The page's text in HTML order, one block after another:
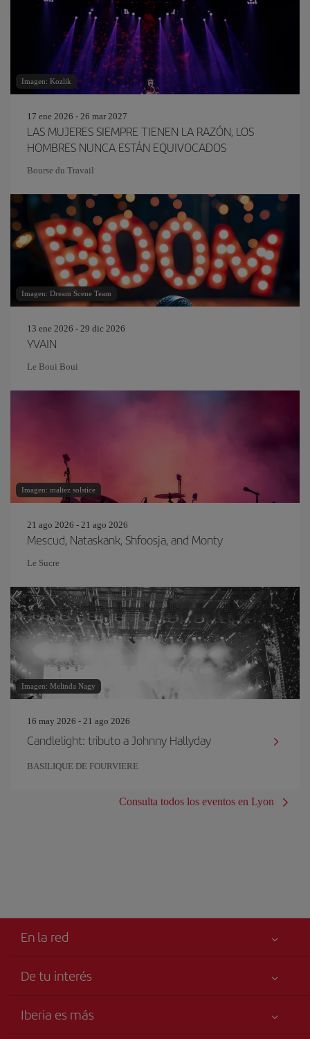
Imagen: Kozlik
17 ene 2026 - 26 mar 2027
LAS MUJERES SIEMPRE TIENEN LA RAZÓN, LOS
HOMBRES NUNCA ESTÁN EQUIVOCADOS
Bourse du Travail
Imagen: Dream Scene Team
13 ene 2026 - 29 dic 2026
YVAIN
Le Boui Boui
Imagen: maltez solstice
21 ago 2026 - 21 ago 2026
Mescud, Nataskank, Shfoosja, and Monty
Le Sucre
Imagen: Melinda Nagy
16 may 2026 - 21 ago 2026
Candlelight: tributo a Johnny Hallyday
BASILIQUE DE FOURVIERE
Consulta todos los eventos en Lyon
En la red
De tu interés
Tu seguridad es lo primero
Iberia es más